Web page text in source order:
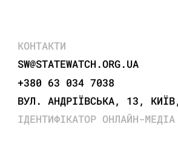
КОНТАКТИ
SW@STATEWATCH.ORG.UA
+380 63 034 7038
ВУЛ. АНДРІЇВСЬКА, 13,
ІДЕНТИФІКАТОР ОНЛАЙН-